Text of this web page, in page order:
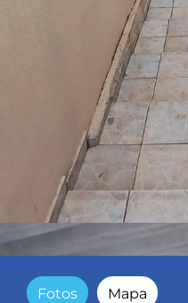
Fotos Mapa